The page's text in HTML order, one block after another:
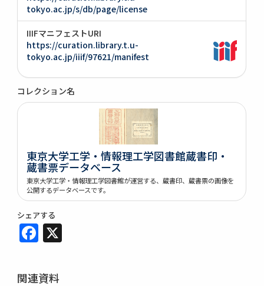
tokyo.ac.jp/s/db/page/license
IIIFマニフェストURI
https://curation.library.t.u-
tokyo.ac.jp/iiif/97621/manifest
コレクション名
東京大学工学・情報理工学図書館蔵書印・
蔵書票データベース
東京大学工学・情報理工学図書館が運営する、蔵書印、蔵書票の画像を
公開するデータベースです。
シェアする
Facebook
関連資料